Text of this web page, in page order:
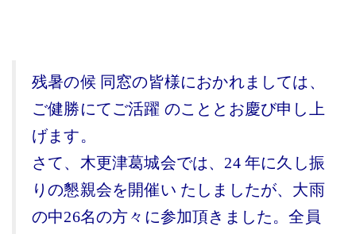
残暑の候 同窓の皆様におかれましては、
ご健勝にてご活躍 のこととお慶び申し上
げます。
さて、木更津葛城会では、24 年に久し振
りの懇親会を開催い たしましたが、大雨
の中26名の方々に参加頂きました。全員